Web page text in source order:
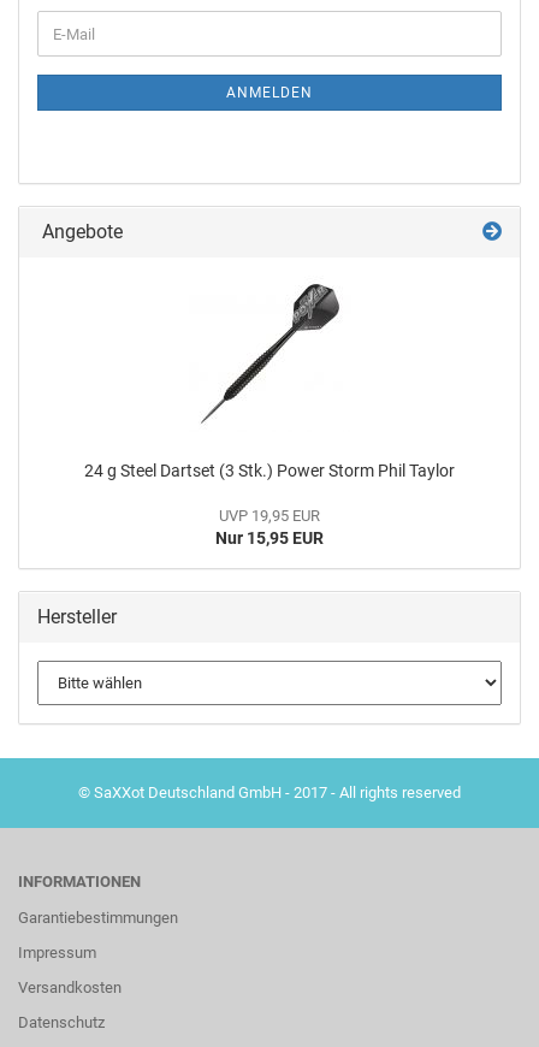
ANMELDEN
Angebote
24 g Steel Dartset (3 Stk.) Power Storm Phil Taylor
UVP 19,95 EUR
Nur 15,95 EUR
Hersteller
© SaXXot Deutschland GmbH - 2017 - All rights reserved
INFORMATIONEN
Garantiebestimmungen
Impressum
Versandkosten
Datenschutz